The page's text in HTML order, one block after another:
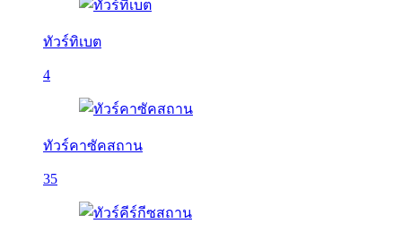
ทัวร์ทิเบต
4
ทัวร์คาซัคสถาน
35